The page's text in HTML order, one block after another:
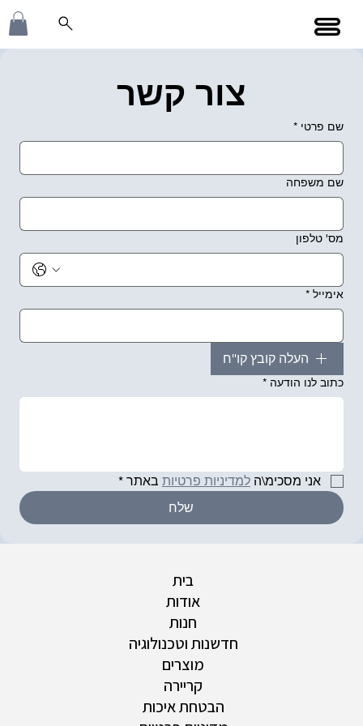
צור קשר
שם פרטי *
שם משפחה
מס' טלפון
אימייל *
העלה קובץ קו''ח
כתוב לנו הודעה *
אני מסכימ\ה למדיניות פרטיות באתר *
שלח
בית
אודות
חנות
חדשנות וטכנולוגיה
מוצרים
קריירה
הבטחת איכות